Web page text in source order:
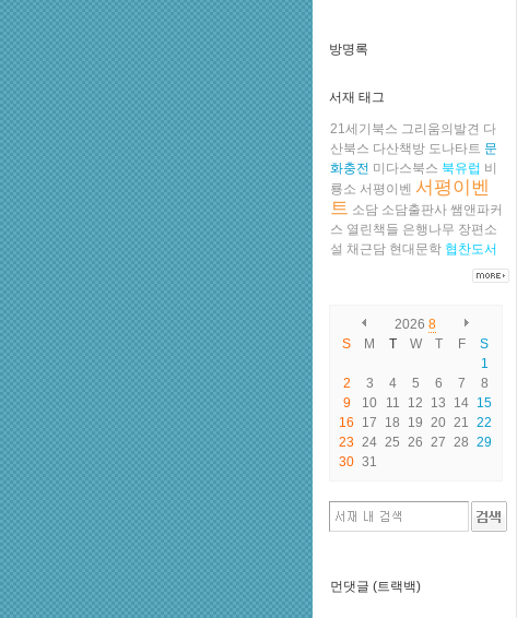
방명록
서재 태그
21세기북스 그리움의발견 다
산북스 다산책방 도나타트 문
화충전 미다스북스 북유럽 비
룡소 서평이벤 서평이벤
트 소담 소담출판사 쌤앤파커
스 열린책들 은행나무 장편소
설 채근담 현대문학 협찬도서
2026 8
S
M T W T F
S
1
2
3 4 5 6 7
8
9
10 11 12 13 14 15
16
17 18 19 20 21 22
23 24 25 26 27 28 29
30 31
먼댓글 (트랙백)